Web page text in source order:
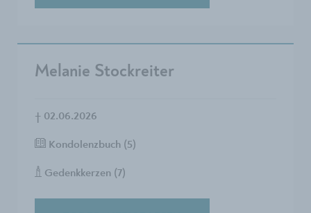
Melanie Stockreiter
† 02.06.2026
Kondolenzbuch (5)
Gedenkkerzen (7)